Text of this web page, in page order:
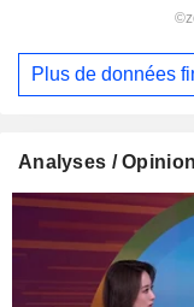
Plus de données
Analyses /